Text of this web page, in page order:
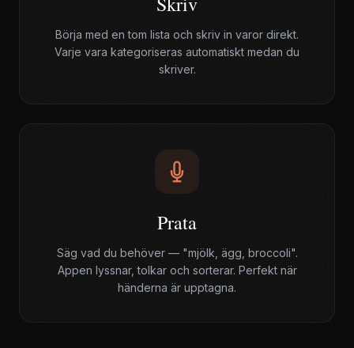
Börja med en tom lista och skriv in varor direkt.
Varje vara kategoriseras automatiskt medan du
skriver.
Prata
Säg vad du behöver — "mjölk, ägg, broccoli".
Appen lyssnar, tolkar och sorterar. Perfekt när
händerna är upptagna.